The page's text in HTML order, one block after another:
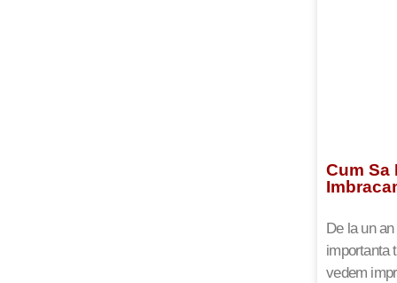
Cum Sa
De la un
importanta
vedem